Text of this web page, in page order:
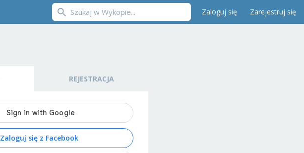
Zaloguj się Zarejestruj się
REJESTRACJA
Zaloguj się z Facebook